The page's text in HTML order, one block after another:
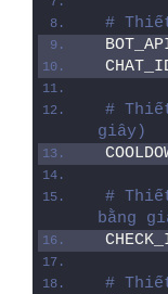
#
#
giây)
#
bằng
#